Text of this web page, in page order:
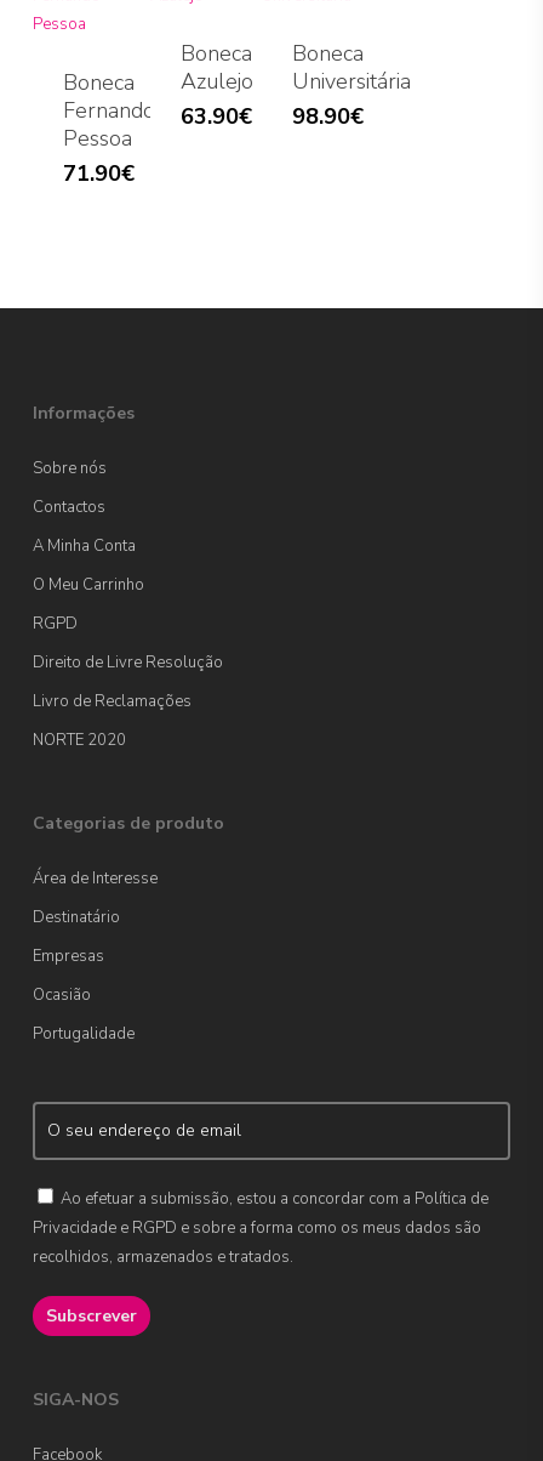
Boneca
Fernando
Pessoa
71.90€
Boneca
Azulejo
63.90€
Boneca
Universitária
98.90€
Informações
Sobre nós
Contactos
A Minha Conta
O Meu Carrinho
RGPD
Direito de Livre Resolução
Livro de Reclamações
NORTE 2020
Categorias de produto
Área de Interesse
Destinatário
Empresas
Ocasião
Portugalidade
Ao efetuar a submissão, estou a concordar com a Política de
Privacidade e RGPD e sobre a forma como os meus dados são
recolhidos, armazenados e tratados.
SIGA-NOS
Facebook